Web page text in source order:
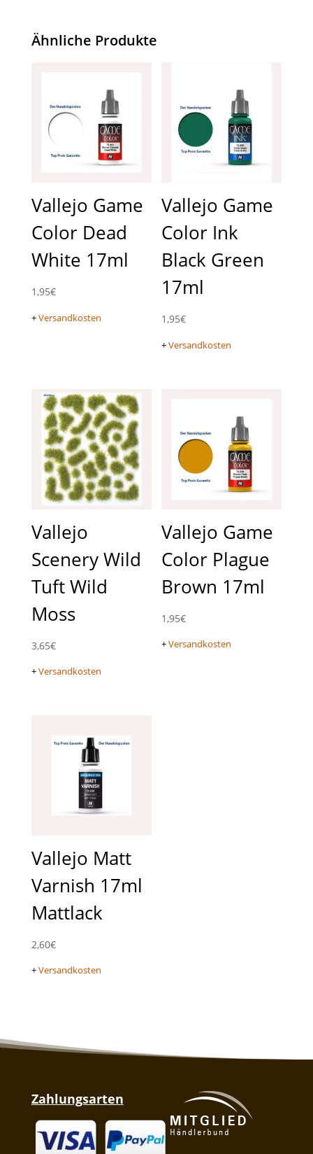
Ähnliche Produkte
Vallejo Game
Color Dead
White 17ml
1,95€
+Versandkosten
Vallejo Game
Color Ink
Black Green
17ml
1,95€
+Versandkosten
Vallejo
Scenery Wild
Tuft Wild
Moss
3,65€
+Versandkosten
Vallejo Game
Color Plague
Brown 17ml
1,95€
+Versandkosten
Vallejo Matt
Varnish 17ml
Mattlack
2,60€
+Versandkosten
Zahlungsarten